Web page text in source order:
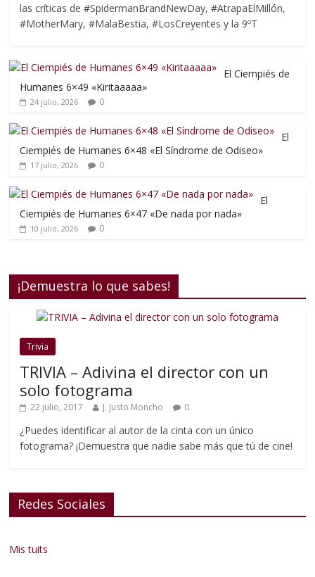
las críticas de #SpidermanBrandNewDay, #AtrapaElMillón,
#MotherMary, #MalaBestia, #LosCreyentes y la 9ºT
El Ciempiés de
Humanes 6×49 «Kiritaaaaa»
24 julio, 2026 0
El
Ciempiés de Humanes 6×48 «El Síndrome de Odiseo»
17 julio, 2026 0
El
Ciempiés de Humanes 6×47 «De nada por nada»
10 julio, 2026 0
¡Demuestra lo que sabes!
Trivia
TRIVIA – Adivina el director con un
solo fotograma
22 julio, 2017 J. Justo Moncho 0
¿Puedes identificar al autor de la cinta con un único
fotograma? ¡Demuestra que nadie sabe más que tú de cine!
Redes Sociales
Mis tuits